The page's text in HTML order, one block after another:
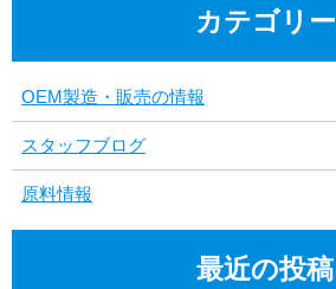
カテゴリー
OEM製造・販売の情報
スタッフブログ
原料情報
最近の投稿